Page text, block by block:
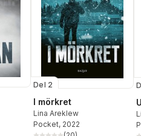
Del 2
I mörkret
Lina Areklew
Pocket, 2022